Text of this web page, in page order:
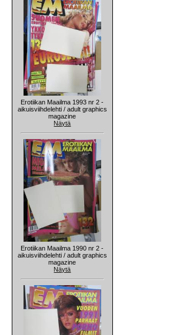
Erotiikan Maailma 1993 nr 2 -
aikuisviihdelehti / adult graphics
magazine
Näytä
Erotiikan Maailma 1990 nr 2 -
aikuisviihdelehti / adult graphics
magazine
Näytä